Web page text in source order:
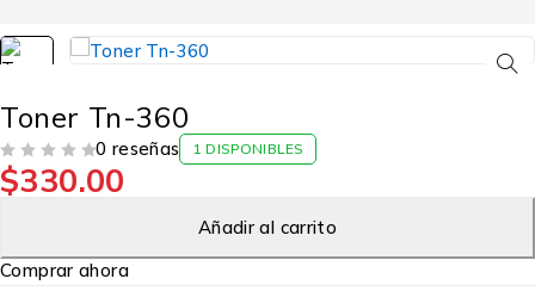
Toner Tn-360
0 reseñas 1 DISPONIBLES
$330.00
Añadir al carrito
Comprar ahora